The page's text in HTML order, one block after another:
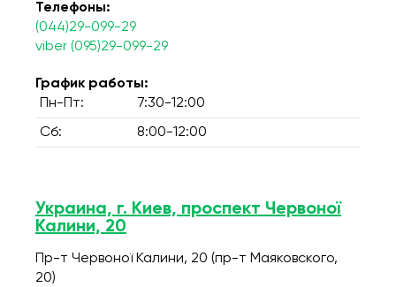
Телефоны:
(044)29-099-29
viber (095)29-099-29
График работы:
Пн-Пт:
7:30-12:00
Сб: 8:00-12:00
Украина, г. Киев, проспект Червоної
Калини, 20
Пр-т Червоної Калини, 20 (пр-т Маяковского,
20)